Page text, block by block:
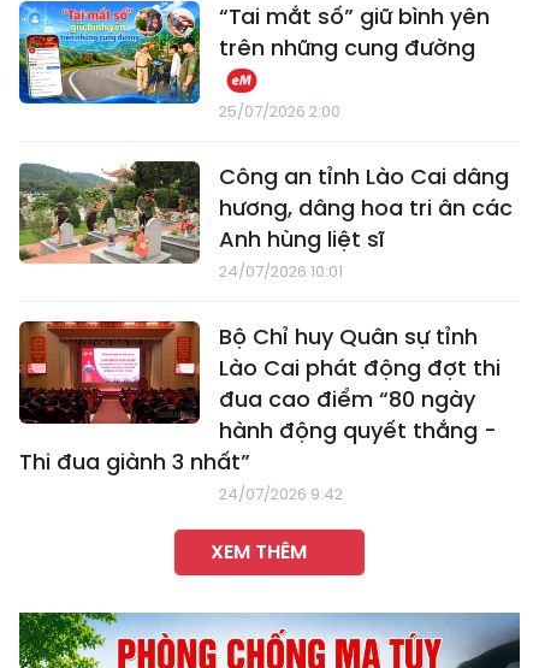
“Tai mắt số” giữ bình yên
trên những cung đường
25/07/2026 2:00
Công an tỉnh Lào Cai dâng
hương, dâng hoa tri ân các
Anh hùng liệt sĩ
24/07/2026 10:01
Bộ Chỉ huy Quân sự tỉnh
Lào Cai phát động đợt thi
đua cao điểm “80 ngày
hành động quyết thắng -
Thi đua giành 3 nhất”
24/07/2026 9:42
XEM THÊM